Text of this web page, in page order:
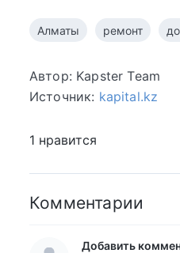
Алматы ремонт
Автор: Kapster Team
Источник: kapital.kz
1 нравится
Комментарии
Добавить